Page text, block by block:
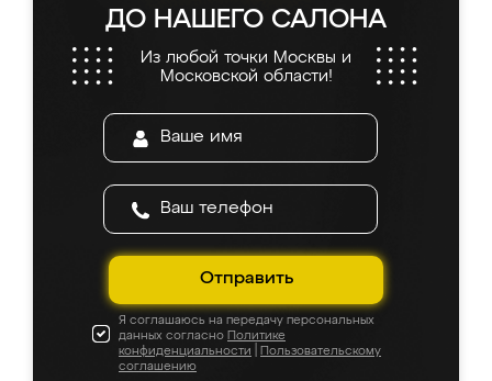
ДО НАШЕГО САЛОНА
Из любой точки Москвы и
Московской области!
Отправить
Я соглашаюсь на передачу персональных
данных согласно Политике
конфиденциальности
Пользовательскому
соглашению